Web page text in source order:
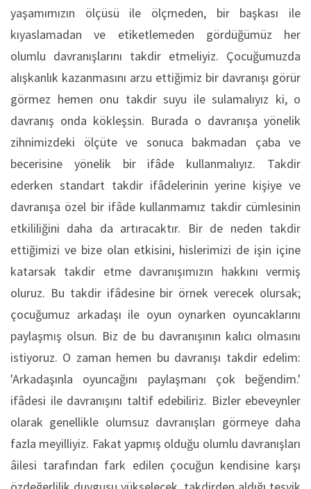
yaşamımızın ölçüsü ile ölçmeden, bir başkası ile
kıyaslamadan ve etiketlemeden gördüğümüz her
olumlu davranışlarını takdir etmeliyiz. Çocuğumuzda
alışkanlık kazanmasını arzu ettiğimiz bir davranışı görür
görmez hemen onu takdir suyu ile sulamalıyız ki, o
davranış onda kökleşsin. Burada o davranışa yönelik
zihnimizdeki ölçüte ve sonuca bakmadan çaba ve
becerisine yönelik bir ifâde kullanmalıyız. Takdir
ederken standart takdir ifâdelerinin yerine kişiye ve
davranışa özel bir ifâde kullanmamız takdir cümlesinin
etkililiğini daha da artıracaktır. Bir de neden takdir
ettiğimizi ve bize olan etkisini, hislerimizi de işin içine
katarsak takdir etme davranışımızın hakkını vermiş
oluruz. Bu takdir ifâdesine bir örnek verecek olursak;
çocuğumuz arkadaşı ile oyun oynarken oyuncaklarını
paylaşmış olsun. Biz de bu davranışının kalıcı olmasını
istiyoruz. O zaman hemen bu davranışı takdir edelim:
'Arkadaşınla oyuncağını paylaşmanı çok beğendim.'
ifâdesi ile davranışını taltif edebiliriz. Bizler ebeveynler
olarak genellikle olumsuz davranışları görmeye daha
fazla meyilliyiz. Fakat yapmış olduğu olumlu davranışları
âilesi tarafından fark edilen çocuğun kendisine karşı